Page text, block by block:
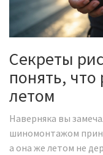
Секреты
понять, что
летом
Наверняка вы
шиномонтажом
а она же летом не